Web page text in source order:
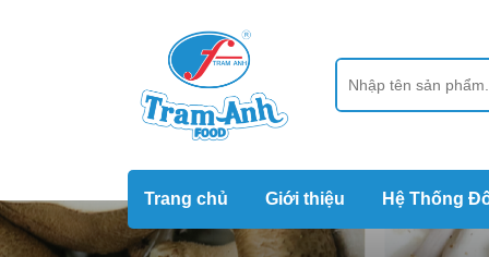
Trang chủ Giới thiệu Hệ Thống